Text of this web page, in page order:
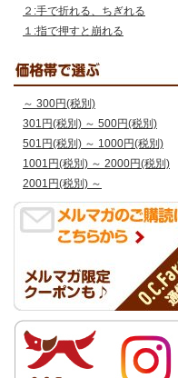
２:手で折れる、ちぎれる
１:指で押すと崩れる
～ 300円(税別)
301円(税別) ～ 500円(税別)
501円(税別) ～ 1000円(税別)
1001円(税別) ～ 2000円(税別)
2001円(税別) ～